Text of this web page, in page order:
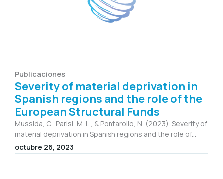
Publicaciones
Severity of material deprivation in
Spanish regions and the role of the
European Structural Funds
Mussida, C., Parisi, M. L., & Pontarollo, N. (2023). Severity of
material deprivation in Spanish regions and the role of...
octubre 26, 2023